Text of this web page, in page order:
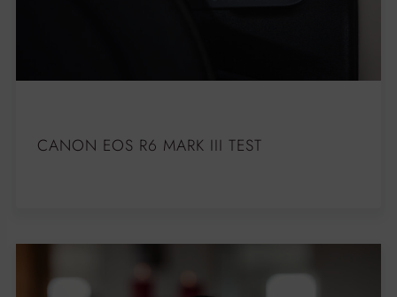
CANON EOS R6 MARK III TEST